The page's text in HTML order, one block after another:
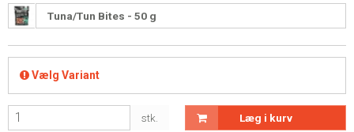
Tuna/Tun Bites - 50 g
Vælg Variant
stk. Læg i kurv